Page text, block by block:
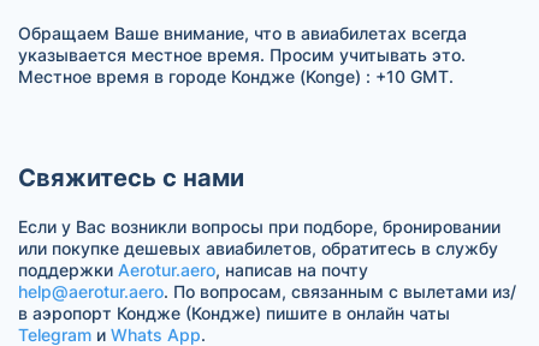
Обращаем Ваше внимание, что в авиабилетах всегда
указывается местное время. Просим учитывать это.
Местное время в городе Кондже (Konge) : +10 GMT.
Свяжитесь с нами
Если у Вас возникли вопросы при подборе, бронировании
или покупке дешевых авиабилетов, обратитесь в службу
поддержки Aerotur.aero, написав на почту
help@aerotur.aero. По вопросам, связанным с вылетами из/
в аэропорт Кондже (Кондже) пишите в онлайн чаты
Telegram и Whats App.